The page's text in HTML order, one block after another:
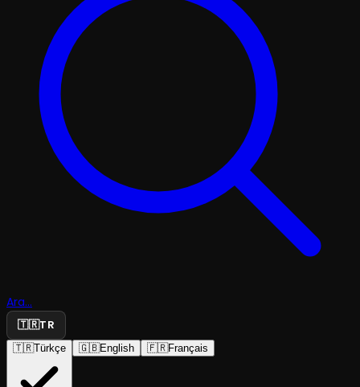
Ara...
🇹🇷TR
🇹🇷Türkçe 🇬🇧English 🇫🇷Français